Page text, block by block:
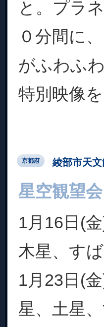
と。プラ
０分間に
がふわふ
特別映像
京都府 綾部市天
星空観望会
1月16日(
木星、す
1月23日(
星、土星